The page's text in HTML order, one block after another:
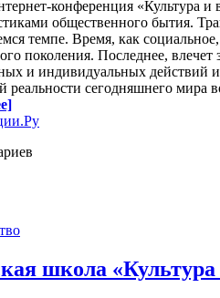
конференция «Культура
общественного бытия.
темпе. Время, как
поколения. Последнее,
и индивидуальных действий и
реальности сегодняшнего мира
школа